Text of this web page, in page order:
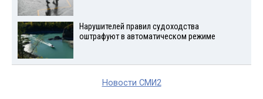
Нарушителей правил судоходства
оштрафуют в автоматическом режиме
Новости СМИ2